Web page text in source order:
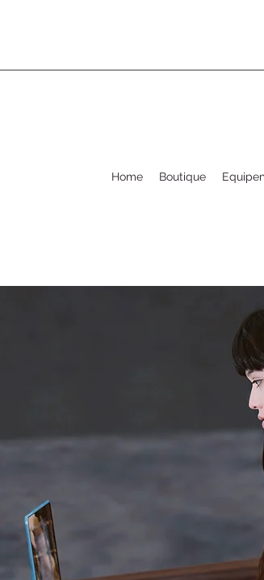
Home Boutique